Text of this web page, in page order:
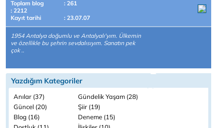
Toplam blog
: 261
: 2212
Kayıt tarihi
: 23.07.07
1954 Antalya doğumlu ve Antalyalı'yım. Ülkemin
ve özellikle bu şehrin sevdalısıyım. Sanatın pek
çok ..
Yazdığım Kategoriler
Anılar (37)
Gündelik Yaşam (28)
Güncel (20)
Şiir (19)
Blog (16)
Deneme (15)